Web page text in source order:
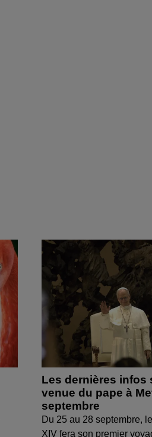
Les dernières infos
venue du pape à
septembre
Du 25 au 28 septembre,
XIV fera son premier